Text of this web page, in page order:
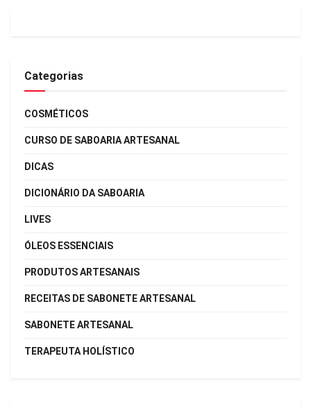
Categorias
COSMÉTICOS
CURSO DE SABOARIA ARTESANAL
DICAS
DICIONÁRIO DA SABOARIA
LIVES
ÓLEOS ESSENCIAIS
PRODUTOS ARTESANAIS
RECEITAS DE SABONETE ARTESANAL
SABONETE ARTESANAL
TERAPEUTA HOLÍSTICO